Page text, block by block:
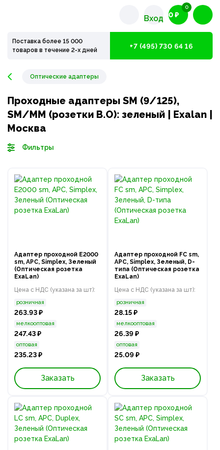
Вход 0 ₽
0
Поставка более 15 000
товаров в течение 2-х дней
+7 (495) 730 64 16
Оптические адаптеры
Проходные адаптеры SM (9/125),
SM/MM (розетки В.О): зеленый | Exalan |
Москва
Фильтры
Адаптер проходной E2000
sm, APC, Simplex, Зеленый
(Оптическая розетка
ExaLan)
Цена с НДС (указана за шт):
розничная
263.93 ₽
мелкооптовая
247.43 ₽
оптовая
235.23 ₽
Заказать
Адаптер проходной FC sm,
APC, Simplex, Зеленый, D-
типа (Оптическая розетка
ExaLan)
Цена с НДС (указана за шт):
розничная
28.15 ₽
мелкооптовая
26.39 ₽
оптовая
25.09 ₽
Заказать